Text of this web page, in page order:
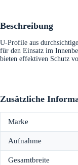
Beschreibung
U-Profile aus
für den Einsatz im
bieten effektiven Schutz
Zusätzliche
Marke
Aufnahme
Gesamtbreite